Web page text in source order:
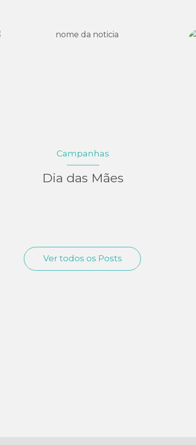
Campanhas
Dia das Mães
Ver todos os Posts